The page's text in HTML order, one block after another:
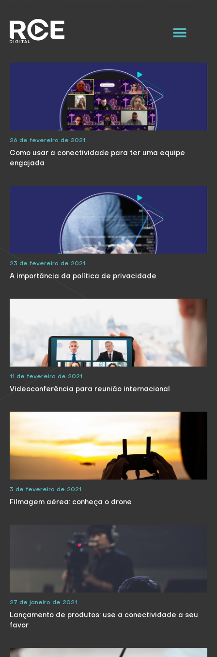
26 de fevereiro de 2021
Como usar a conectividade para ter uma equipe
engajada
23 de fevereiro de 2021
A importância da política de privacidade
11 de fevereiro de 2021
Videoconferência para reunião internacional
3 de fevereiro de 2021
Filmagem aérea: conheça o drone
27 de janeiro de 2021
Lançamento de produtos: use a conectividade a seu
favor